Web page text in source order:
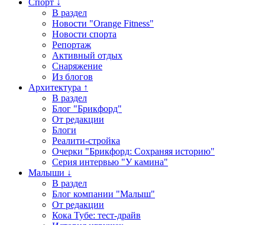
Спорт ↓
В раздел
Новости "Orange Fitness"
Новости спорта
Репортаж
Активный отдых
Снаряжение
Из блогов
Архитектура ↑
В раздел
Блог "Брикфорд"
От редакции
Блоги
Реалити-стройка
Очерки "Брикфорд: Сохраняя историю"
Серия интервью "У камина"
Малыши ↓
В раздел
Блог компании "Малыш"
От редакции
Кока Тубе: тест-драйв